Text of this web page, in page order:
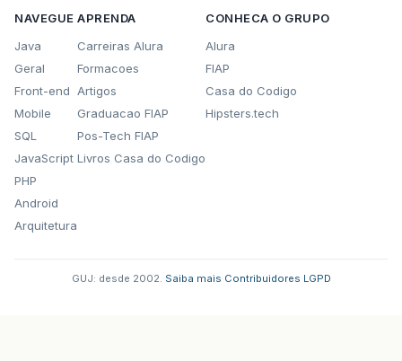
NAVEGUE
Java
Geral
Front-end
Mobile
SQL
JavaScript
PHP
Android
Arquitetura
APRENDA
Carreiras Alura
Formacoes
Artigos
Graduacao FIAP
Pos-Tech FIAP
Livros Casa do Codigo
CONHECA O GRUPO
Alura
FIAP
Casa do Codigo
Hipsters.tech
GUJ: desde 2002. Saiba mais Contribuidores LGPD